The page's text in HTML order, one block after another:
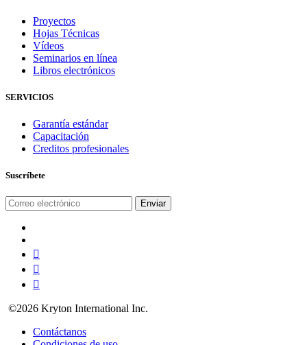
Proyectos
Hojas Técnicas
Vídeos
Seminarios en línea
Libros electrónicos
SERVICIOS
Garantía estándar
Capacitación
Creditos profesionales
Suscríbete
©2026 Kryton International Inc.
Contáctanos